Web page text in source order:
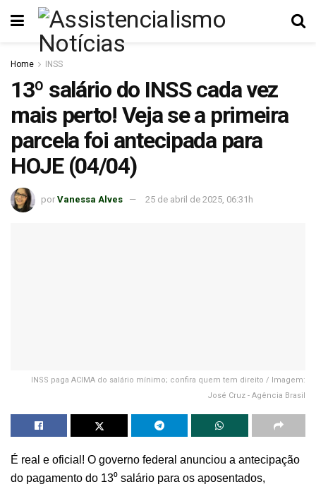
Home INSS
13º salário do INSS cada vez
mais perto! Veja se a primeira
parcela foi antecipada para
HOJE (04/04)
por Vanessa Alves 25 de abril de 2025, 06:31h
INSS paga ACIMA do salário mínimo; confira quem tem direito / Imagem:
José Cruz - Agência Brasil
É real e oficial! O governo federal anunciou a antecipação
do pagamento do 13⁰ salário para os aposentados,